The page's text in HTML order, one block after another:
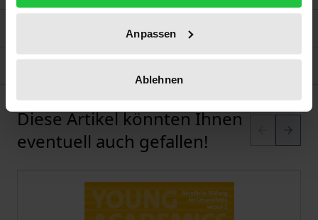
Anpassen
Ablehnen
Karussell überspringen
Diese Artikel könnten Ihnen
eventuell auch gefallen!